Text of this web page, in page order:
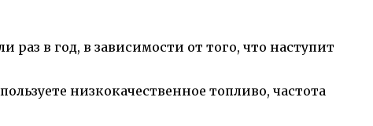
в год, в зависимости от того, что наступит
низкокачественное топливо, частота